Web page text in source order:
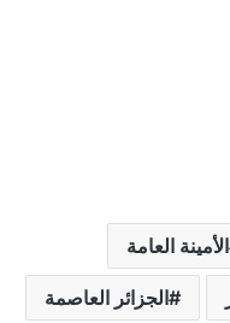
الأمينة العامة
الجزائر العاصمة